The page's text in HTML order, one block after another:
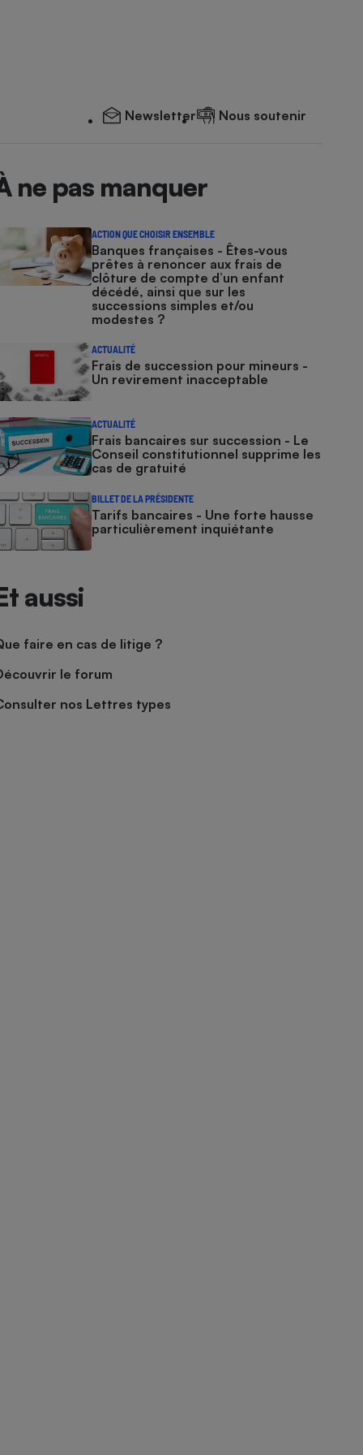
Newsletter Nous soutenir
ne pas manquer
ACTION QUE CHOISIR ENSEMBLE
Banques françaises - Êtes-vous
prêtes à renoncer aux frais de
clôture de compte d’un enfant
décédé, ainsi que sur les
successions simples et/ou
modestes ?
ACTUALITÉ
Frais de succession pour mineurs -
Un revirement inacceptable
ACTUALITÉ
Frais bancaires sur succession - Le
Conseil constitutionnel supprime les
cas de gratuité
BILLET DE LA PRÉSIDENTE
Tarifs bancaires - Une forte hausse
particulièrement inquiétante
aussi
faire en cas de litige ?
le forum
nos Lettres types